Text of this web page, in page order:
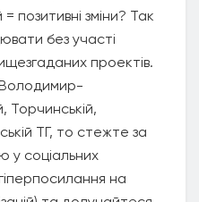
позитивні зміни? Так
без участі
проектів.
Торчинській,
ТГ, то стежте за
у соціальних
на